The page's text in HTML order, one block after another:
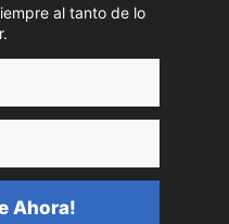
al tanto de lo
Ahora!